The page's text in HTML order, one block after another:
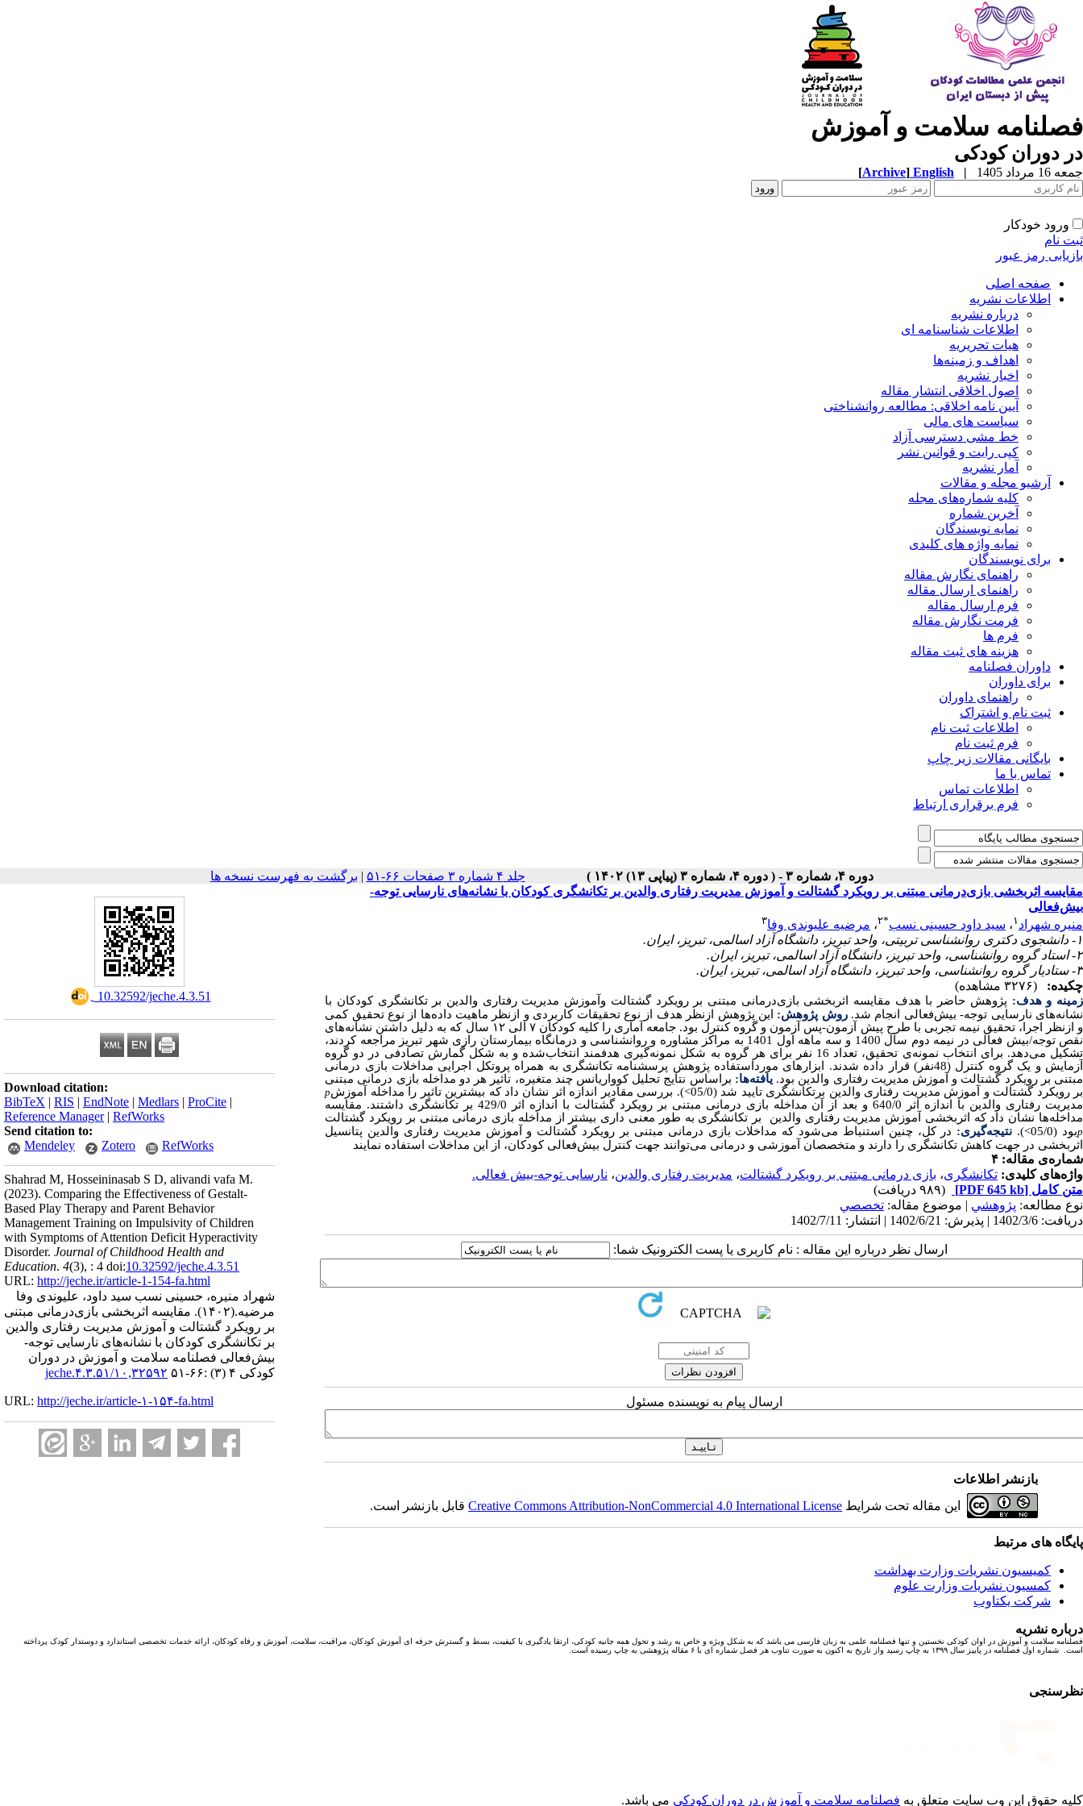
فصلنامه سلامت و آموزش
در دوران کودکی
جمعه 16 مرداد 1405 |
English
[Archive]
ورود خودکار
ثبت نام
بازیابی رمز عبور
صفحه اصلی
اطلاعات نشریه
درباره نشریه
اطلاعات شناسنامه ای
هیات تحریریه
اهداف و زمینه‌ها
اخبار نشریه
اصول اخلاقی انتشار مقاله
آیین نامه اخلاقی: مطالعه روانشناختی
سیاست های مالی
خط مشی دسترسی آزاد
کپی رایت و قوانین نشر
آمار نشریه
آرشیو مجله و مقالات
کلیه شماره‌های مجله
آخرین شماره
نمایه نویسندگان
نمایه واژه های کلیدی
برای نویسندگان
راهنمای نگارش مقاله
راهنمای ارسال مقاله
فرم ارسال مقاله
فرمت نگارش مقاله
فرم ها
هزینه های ثبت مقاله
داوران فصلنامه
برای داوران
راهنمای داوران
ثبت نام و اشتراک
اطلاعات ثبت نام
فرم ثبت نام
بایگانی مقالات زیر چاپ
تماس با ما
اطلاعات تماس
فرم برقراری ارتباط
دوره ۴، شماره ۳ - ( دوره ۴، شماره ۳ (پیاپی ۱۳) ۱۴۰۲ ) جلد ۴ شماره ۳ صفحات ۶۶-۵۱ | برگشت به فهرست نسخه ها
‎ 10.32592/jeche.4.3.51
Download citation:
BibTeX | RIS | EndNote | Medlars | ProCite |
Reference Manager| RefWorks
Send citation to:
Mendeley
Zotero RefWorks
Shahrad M, Hosseininasab S D, alivandi vafa M.
(2023). Comparing the Effectiveness of Gestalt-
Based Play Therapy and Parent Behavior
Management Training on Impulsivity of Children
with Symptoms of Attention Deficit Hyperactivity
Disorder. Journal of Childhood Health and
Education. 4(3), : 4 doi:10.32592/jeche.4.3.51
URL: http://jeche.ir/article-1-154-fa.html
شهراد منیره، حسینی نسب سید داود، علیوندی وفا
مرضیه.(۱۴۰۲).
مقایسه اثربخشی بازی‌درمانی مبتنی
بر رویکرد گشتالت و آموزش مدیریت رفتاری والدین
بر تکانشگری کودکان با نشانه‌های نارسایی توجه-
بیش‌فعالی فصلنامه سلامت و آموزش در دوران
کودکی ۴ (۳) :۶۶-۵۱
۱۰,۳۲۵۹۲/jeche.۴.۳.۵۱
URL: http://jeche.ir/article-۱-۱۵۴-fa.html
مقایسه اثربخشی بازی‌درمانی مبتنی بر رویکرد گشتالت و آموزش مدیریت رفتاری والدین بر تکانشگری کودکان با نشانه‌های نارسایی توجه-
بیش‌فعالی
منیره شهراد ۱ ، سید داود حسینی نسب*۲، مرضیه علیوندی وفا۳
۱- دانشجوی دکتری روانشناسی تربیتی، واحد تبریز، دانشگاه آزاد اسالمی، تبریز، ایران.
۲- استاد گروه روانشناسی، واحد تبریز، دانشگاه آزاد اسالمی، تبریز، ایران.
۳- ستادیار گروه روانشناسی، واحد تبریز، دانشگاه آزاد اسالمی، تبریز، ایران.
چکیده:
(۳۲۷۶ مشاهده)
زمینه و هدف: پژوهش حاضر با هدف مقایسه اثربخشی بازی‌درمانی مبتنی بر رویکرد گشتالت وآموزش مدیریت رفتاری والدین بر تکانشگری کودکان با
نشانه‌های نارسایی توجه- بیش‌فعالی انجام شد.روش پژوهش: این پژوهش ازنظر هدف از نوع تحقیقات کاربردی و ازنظر ماهیت دادهها از نوع تحقیق کمی
و ازنظر اجرا، تحقیق نیمه تجربی با طرح پیش آزمون-پس آزمون و گروه کنترل بود. جامعه آماری را کلیه کودکان ۷ الی ۱۲ سال که به دلیل داشتن نشانه
های
نقص توجه/بیش فعالی در نیمه دوم سال 1400 و سه ماهه اول 1401 به مراکز مشاوره و روانشناسی و درمانگاه بیمارستان رازی شهر تبریز مراجعه کردند،
تشکیل می‌دهد. برای انتخاب نمونه‌ی تحقیق، تعداد 16 نفر برای هر گروه به شکل نمونه‌گیری هدفمند انتخاب‌شده و به شکل گمارش تصادفی در دو گروه
آزمایش و یک گروه کنترل (48نفر) قرار داده شدند. ابزارهای مورداستفاده پژوهش پرسشنامه تکانشگری به همراه پروتکل اجرایی مداخلات بازی درمانی
مبتنی بر رویکرد گشتالت و آموزش مدیریت رفتاری والدین بود.یافته‌ها: براساس نتایج تحلیل کوواریانس چند متغیره، تاثیر هر دو مداخله بازی درمانی مبتنی
بر رویکرد گشتالت و آموزش مدیریت رفتاری والدین برتکانشگری تایید شد (05/0>
p). بررسی مقادیر اندازه اثر نشان داد که بیشترین تاثیر را مداخله آموزش
مدیریت رفتاری والدین با اندازه اثر 640/0 و بعد از آن مداخله بازی درمانی مبتنی بر رویکرد گشتالت با اندازه اثر 429/0 بر تکانشگری داشتند. مقایسه
مداخله‌ها نشان داد که اثربخشی آموزش مدیریت رفتاری والدین بر تکانشگری به طور معنی داری بیشتر از مداخله بازی درمانی مبتنی بر رویکرد گشتالت
بود (05/0>p
). نتیجه‌گیری: در کل، چنین استنباط می‌شود که مداخلات بازی درمانی مبتنی بر رویکرد گشتالت و آموزش مدیریت رفتاری والدین پتانسیل
اثربخشی در جهت کاهش تکانشگری را دارند و متخصصان آموزشی و درمانی می‌توانند جهت کنترل بیشفعالی کودکان، از این مداخلات استفاده نمایند
شماره‌ی مقاله: ۴
واژه‌های کلیدی: تکانشگری، بازی درمانی مبتنی بر رویکرد گشتالت، مدیریت رفتاری والدین، نارسایی توجه-بیش فعالی.
متن کامل [PDF 645 kb]
(۹۸۹ دریافت)
نوع مطالعه: پژوهشي | موضوع مقاله: تخصصي
دریافت: 1402/3/6 | پذیرش: 1402/6/21 | انتشار: 1402/7/11
ارسال نظر درباره این مقاله : نام کاربری یا پست الکترونیک شما:
ارسال پیام به نویسنده مسئول
بازنشر اطلاعات
این مقاله تحت شرایط Creative Commons Attribution-NonCommercial 4.0 International Licenseقابل بازنشر است.
پایگاه های مرتبط
کمیسیون نشریات وزارت بهداشت
کمسیون نشریات وزارت علوم
شرکت یکتاوب
درباره نشریه
فصلنامه سلامت و آموزش در اوان کودکی نخستین و تنها فصلنامه علمی به زبان فارسی می باشد که به شکل ویژه و خاص به رشد و تحول همه جانبه کودکی، ارتقا یادگیری با کیفیت، بسط و گسترش حرفه ای آموزش کودکان، مراقبت، سلامت، آموزش و رفاه کودکان، ارائه خدمات تخصصی استاندارد و دوستدار کودک پرداخته
است. شماره اول فصلنامه در پاییز سال ۱۳۹۹ به چاپ رسید واز تاریخ به اکنون به صورت تناوب هر فصل شماره ای با ۶ مقاله پژوهشی به چاپ رسیده است.
نظرسنجی
کلیه حقوق این وب سایت متعلق به فصلنامه سلامت و آموزش در دوران کودکی می باشد.